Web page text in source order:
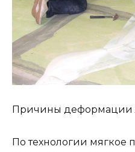
Причины деформации
По технологии мягкое